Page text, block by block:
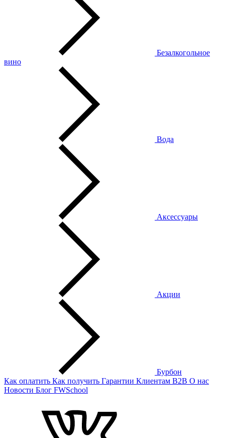
Безалкогольное
вино
Вода
Аксессуары
Акции
Бурбон
Как оплатить Как получить Гарантии Клиентам B2B О нас
Новости Блог FWSchool